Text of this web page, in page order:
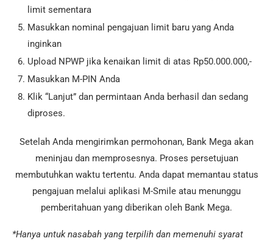
limit sementara
Masukkan nominal pengajuan limit baru yang Anda
inginkan
Upload NPWP jika kenaikan limit di atas Rp50.000.000,-
Masukkan M-PIN Anda
Klik “Lanjut” dan permintaan Anda berhasil dan sedang
diproses.
Setelah Anda mengirimkan permohonan, Bank Mega akan
meninjau dan memprosesnya. Proses persetujuan
membutuhkan waktu tertentu. Anda dapat memantau status
pengajuan melalui aplikasi M-Smile atau menunggu
pemberitahuan yang diberikan oleh Bank Mega.
*Hanya untuk nasabah yang terpilih dan memenuhi syarat